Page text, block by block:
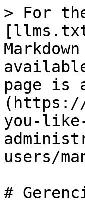
> For
page is
(https://
you-
users/
#